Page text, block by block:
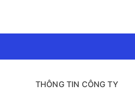
THÔNG TIN CÔNG TY